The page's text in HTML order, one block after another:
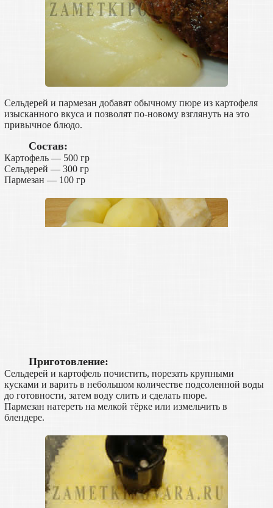
Сельдерей и пармезан добавят обычному пюре из картофеля
изысканного вкуса и позволят по-новому взглянуть на это
привычное блюдо.
Состав:
Картофель — 500 гр
Сельдерей — 300 гр
Пармезан — 100 гр
Приготовление:
Сельдерей и картофель почистить, порезать крупными
кусками и варить в небольшом количестве подсоленной воды
до готовности, затем воду слить и сделать пюре.
Пармезан натереть на мелкой тёрке или измельчить в
блендере.